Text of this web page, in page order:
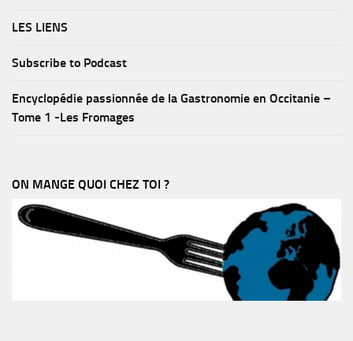
LES LIENS
Subscribe to Podcast
Encyclopédie passionnée de la Gastronomie en Occitanie –
Tome 1 -Les Fromages
ON MANGE QUOI CHEZ TOI ?